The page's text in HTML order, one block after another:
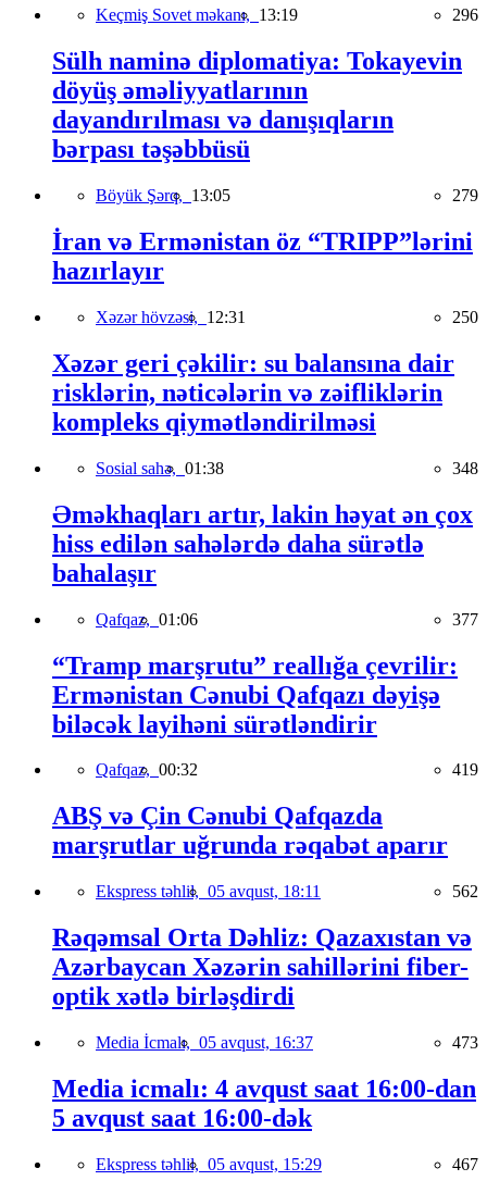
Keçmiş Sovet məkanı, 13:19 296
Sülh naminə diplomatiya: Tokayevin
döyüş əməliyyatlarının
dayandırılması və danışıqların
bərpası təşəbbüsü
Böyük Şərq, 13:05 279
İran və Ermənistan öz “TRIPP”lərini
hazırlayır
Xəzər hövzəsi, 12:31 250
Xəzər geri çəkilir: su balansına dair
risklərin, nəticələrin və zəifliklərin
kompleks qiymətləndirilməsi
Sosial sahə, 01:38 348
Əməkhaqları artır, lakin həyat ən çox
hiss edilən sahələrdə daha sürətlə
bahalaşır
Qafqaz, 01:06 377
“Tramp marşrutu” reallığa çevrilir:
Ermənistan Cənubi Qafqazı dəyişə
biləcək layihəni sürətləndirir
Qafqaz, 00:32 419
ABŞ və Çin Cənubi Qafqazda
marşrutlar uğrunda rəqabət aparır
Ekspress təhlil, 05 avqust, 18:11 562
Rəqəmsal Orta Dəhliz: Qazaxıstan və
Azərbaycan Xəzərin sahillərini fiber-
optik xətlə birləşdirdi
Media İcmalı, 05 avqust, 16:37 473
Media icmalı: 4 avqust saat 16:00-dan
5 avqust saat 16:00-dək
Ekspress təhlil, 05 avqust, 15:29 467